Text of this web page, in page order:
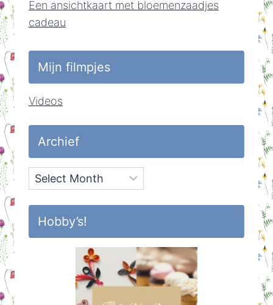
Een ansichtkaart met bloemenzaadjes
cadeau
Mijn filmpjes
Videos
Archief
Archief
Hobby’s!